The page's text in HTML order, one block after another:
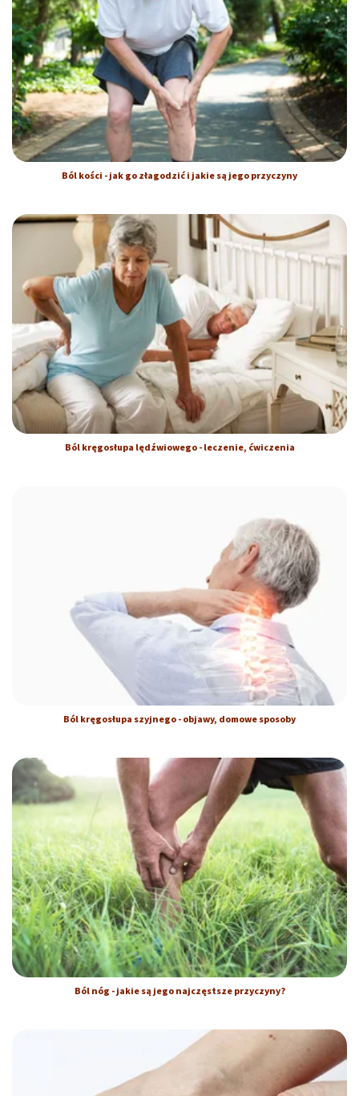
Ból kości - jak go złagodzić i jakie są jego przyczyny
Ból kręgosłupa lędźwiowego - leczenie, ćwiczenia
Ból kręgosłupa szyjnego - objawy, domowe sposoby
Ból nóg - jakie są jego najczęstsze przyczyny?